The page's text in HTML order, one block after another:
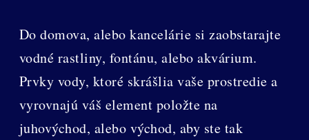
Do domova, alebo kancelárie si zaobstarajte
vodné rastliny, fontánu, alebo akvárium.
Prvky vody, ktoré skrášlia vaše prostredie a
vyrovnajú váš element položte na
juhovýchod, alebo východ, aby ste tak